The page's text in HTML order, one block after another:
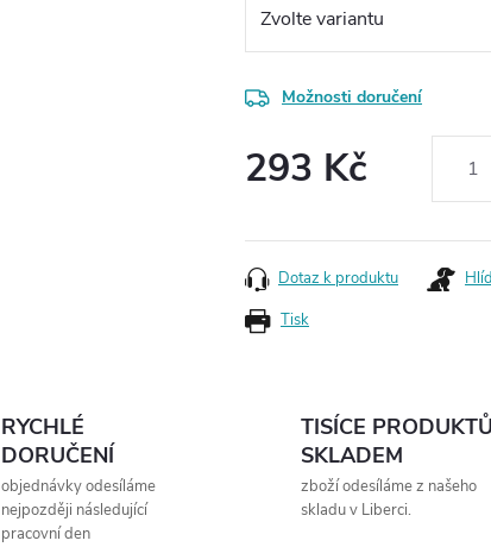
Možnosti doručení
293 Kč
Tisk
Dotaz k produktu
RYCHLÉ
DORUČENÍ
objednávky odesíláme
nejpozději následující
pracovní den
TISÍCE
SKLADEM
zboží odesíláme z našeho
skladu v Liberci.